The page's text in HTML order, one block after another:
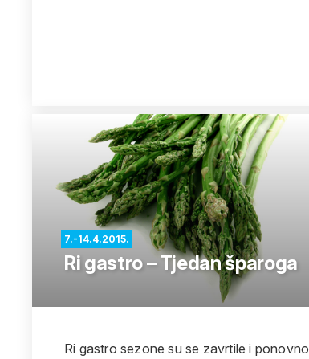
7.-14.4.2015.
Ri gastro – Tjedan šparoga
Ri gastro sezone su se zavrtile i ponovno